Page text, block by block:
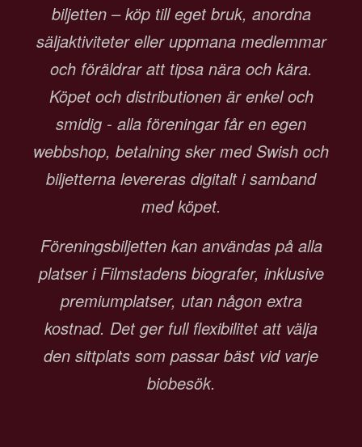
biljetten – köp till eget bruk, anordna
säljaktiviteter eller uppmana medlemmar
och föräldrar att tipsa nära och kära.
Köpet och distributionen är enkel och
smidig - alla föreningar får en egen
webbshop, betalning sker med Swish och
biljetterna levereras digitalt i samband
med köpet.
Föreningsbiljetten kan användas på alla
platser i Filmstadens biografer, inklusive
premiumplatser, utan någon extra
kostnad. Det ger full flexibilitet att välja
den sittplats som passar bäst vid varje
biobesök.